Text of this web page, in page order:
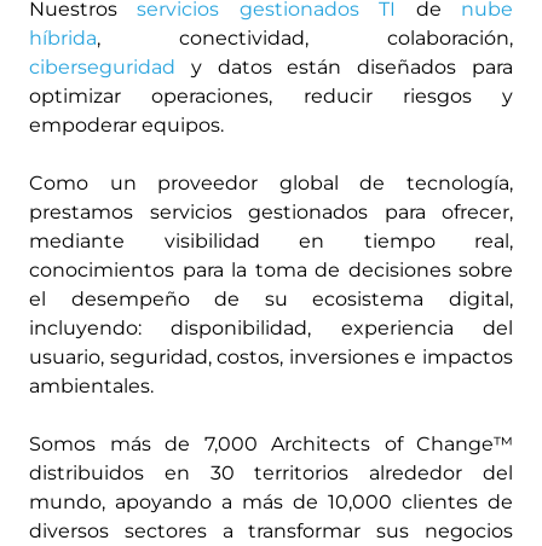
Nuestrosservicios gestionados TI de nube
híbrida, conectividad, colaboración,
ciberseguridad y datos están diseñados para
optimizar operaciones, reducir riesgos y
empoderar equipos.
Como un proveedor global de tecnología,
prestamos servicios gestionados para ofrecer,
mediante visibilidad en tiempo real,
conocimientos para la toma de decisiones sobre
el desempeño de su ecosistema digital,
incluyendo: disponibilidad, experiencia del
usuario, seguridad, costos, inversiones e impactos
ambientales.
Somos más de 7,000 Architects of Change™
distribuidos en 30 territorios alrededor del
mundo, apoyando a más de 10,000 clientes de
diversos sectores a transformar sus negocios